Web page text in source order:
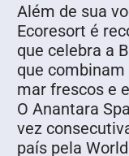
Além de sua
Ecoresort é
que celebra a
que
mar frescos e
O Anantara
vez
país pela